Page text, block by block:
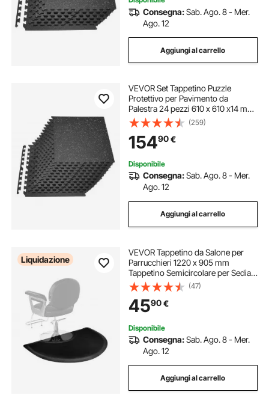
Consegna:Sab. Ago. 8 - Mer.
Ago. 12
Aggiungi al carrello
VEVOR Set Tappetino Puzzle
Protettivo per Pavimento da
Palestra 24 pezzi 610 x 610 x14 mm,
Tappetini in Schiuma EVA Fitness
ad Incastro da Ginnastica Palestra
Ufficio Studio Allenamento
(259)
15490€
Disponibile
Consegna:Sab. Ago. 8 - Mer.
Ago. 12
Aggiungi al carrello
Liquidazione
VEVOR Tappetino da Salone per
Parrucchieri 1220 x 905 mm
Tappetino Semicircolare per Sedia
da Salone, 13 mm di Spessore, con
Taglio Rotondo, Facile da Pulire e
Bordi Smussati Anti-Inciampo,
Nero Opaco
(47)
4590€
Disponibile
Consegna:Sab. Ago. 8 - Mer.
Ago. 12
Aggiungi al carrello